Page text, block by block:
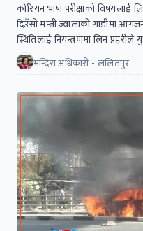
काेरियन भाषा परीक्षाको विषयलाई
दिउँसाे मन्त्री ज्वालाको गाडीमा
स्थितिलाई नियन्त्रणमा लिन
मन्दिरा अधिकारी - ललितपुर